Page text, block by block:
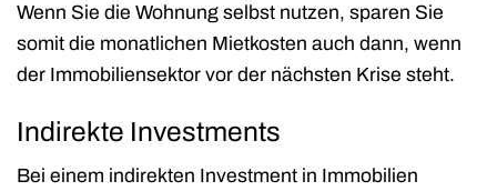
Wenn Sie die Wohnung selbst nutzen, sparen Sie
somit die monatlichen Mietkosten auch dann, wenn
der Immobiliensektor vor der nächsten Krise steht.
Indirekte Investments
Bei einem indirekten Investment in Immobilien